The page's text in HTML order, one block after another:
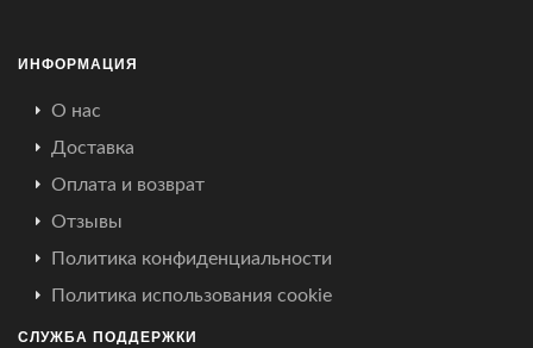
ИНФОРМАЦИЯ
О нас
Доставка
Оплата и возврат
Отзывы
Политика конфиденциальности
Политика использования cookie
СЛУЖБА ПОДДЕРЖКИ